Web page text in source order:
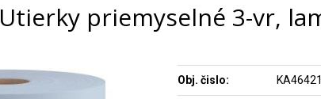
Utierky priemyselné 3-vr,
Obj. čislo: